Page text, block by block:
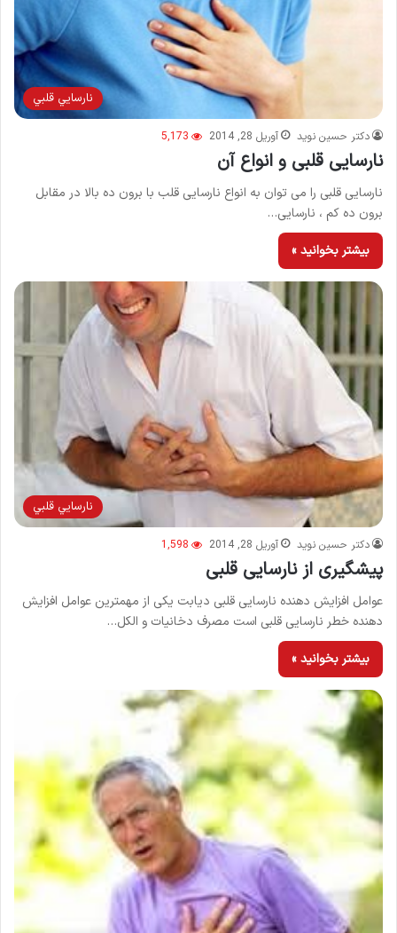
نارسايي قلبي
دکتر حسین نوید آوریل 28, 2014 5,173
نارسایی قلبی و انواع آن
نارسایی قلبی را می توان به انواع نارسایی قلب با برون ده بالا در مقابل
برون ده کم ، نارسایی…
بیشتر بخوانید »
نارسايي قلبي
دکتر حسین نوید آوریل 28, 2014 1,598
پیشگیری از نارسایی قلبی
عوامل افزایش دهنده نارسایی قلبی دیابت یکی از مهمترین عوامل افزایش
دهنده خطر نارسایی قلبی است مصرف دخانیات و الکل…
بیشتر بخوانید »